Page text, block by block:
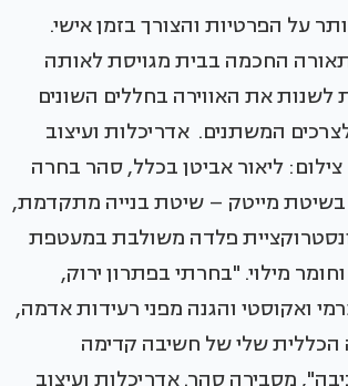
על הפרטיות והצורך בזמן אישי.
החכמה בבית מגויסת לאותה
את האווירה בחללים השונים
המשתנים. אדריכלות ועיצוב
ליאור אביטן בכלל, סהר בחרה
מייטק – שיטת בנייה מתקדמת,
פלדה משולבת במעטפת
וחומר מילוי. "בחרתי בפתרון ירוק,
ואקוסטי והגנה מפני רעידות אדמה,
הכללית שלי של חשיבה קדימה
מסבירה סהר. אדריכלות ועיצוב